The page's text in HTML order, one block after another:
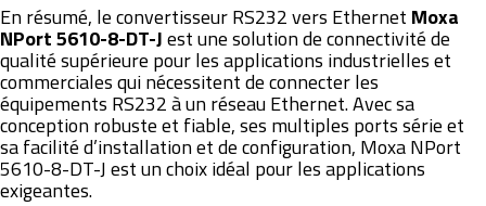
En résumé, le convertisseur RS232 vers Ethernet Moxa
NPort 5610-8-DT-Jest une solution de connectivité de
qualité supérieure pour les applications industrielles et
commerciales qui nécessitent de connecter les
équipements RS232 à un réseau Ethernet. Avec sa
conception robuste et fiable, ses multiples ports série et
sa facilité d’installation et de configuration, Moxa NPort
5610-8-DT-J est un choix idéal pour les applications
exigeantes.